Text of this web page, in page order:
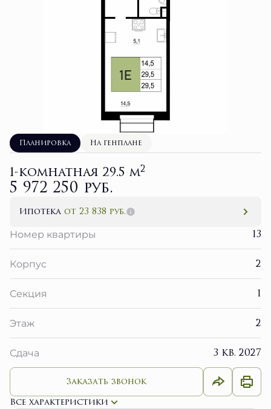
Планировка На генплане
1-комнатная 29.5 м2
5 972 250 руб.
Ипотека от 23 838 руб.
Номер квартиры
13
Корпус 2
Секция 1
Этаж 2
Сдача 3 кв. 2027
Заказать звонок
Все характеристики